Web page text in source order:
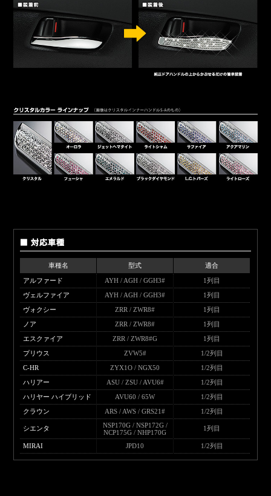
車種名 型式 適合
アルファード AYH / AGH / GGH3#
1列目
ヴェルファイア
AYH / AGH / GGH3#
1列目
ヴォクシー
ZRR / ZWR8#
1列目
ノア
ZRR / ZWR8#
1列目
エスクァイア
ZRR / ZWR8#G
1列目
プリウス
ZVW5#
1/2列目
C-HR
ZYX1O / NGX50
1/2列目
ハリアー
ASU / ZSU / AVU6#
1/2列目
ハリヤー ハイブリッド
AVU60 / 65W
1/2列目
クラウン
ARS / AWS / GRS21# 1/2列目
シエンタ
NSP170G / NSP172G /
NCP175G / NHP170G
1列目
MIRAI JPD10 1/2列目